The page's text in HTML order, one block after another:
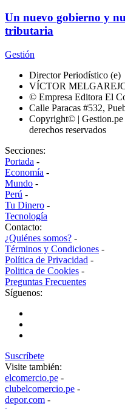
Un nuevo gobierno y
tributaria
Gestión
Director Periodístico (e)
VÍCTOR
© Empresa Editora El
Calle Paracas #532,
Copyright© |
derechos reservados
Secciones:
Portada -
Economía -
Mundo -
Perú -
Tu Dinero -
Tecnología
Contacto:
¿Quiénes somos? -
Términos y Condiciones -
Política de Privacidad -
Politica de Cookies -
Preguntas Frecuentes
Síguenos:
Suscríbete
Visite también:
elcomercio.pe -
clubelcomercio.pe -
depor.com -